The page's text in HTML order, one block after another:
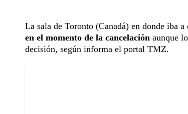
La sala de Toronto (Canadá) en donde iba
en el momento de la cancelación aunque
decisión, según informa el portal TMZ.